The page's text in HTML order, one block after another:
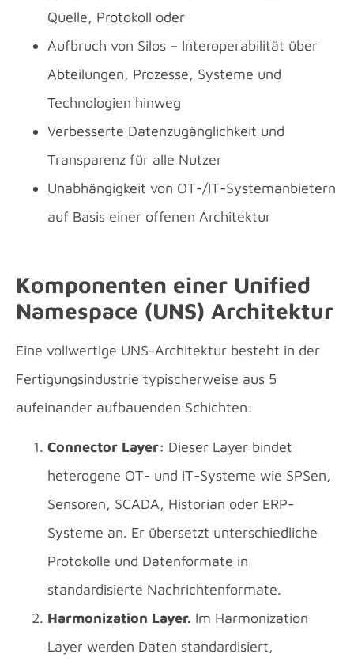
Quelle, Protokoll oder
Aufbruch von Silos – Interoperabilität über
Abteilungen, Prozesse, Systeme und
Technologien hinweg
Verbesserte Datenzugänglichkeit und
Transparenz für alle Nutzer
Unabhängigkeit von OT-/IT-Systemanbietern
auf Basis einer offenen Architektur
Komponenten einer Unified
Namespace (UNS) Architektur
Eine vollwertige UNS-Architektur besteht in der
Fertigungsindustrie typischerweise aus 5
aufeinander aufbauenden Schichten:
Connector Layer: Dieser Layer bindet
heterogene OT- und IT-Systeme wie SPSen,
Sensoren, SCADA, Historian oder ERP-
Systeme an. Er übersetzt unterschiedliche
Protokolle und Datenformate in
standardisierte Nachrichtenformate.
Harmonization Layer. Im Harmonization
Layer werden Daten standardisiert,